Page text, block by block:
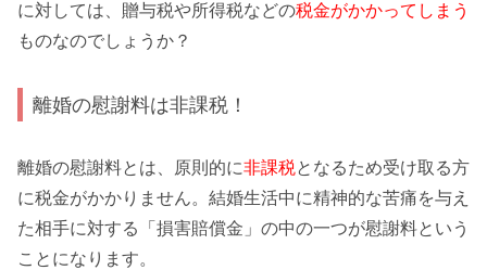
に対しては、贈与税や所得税などの税金がかかってしまう
ものなのでしょうか？
離婚の慰謝料は非課税！
離婚の慰謝料とは、原則的に非課税となるため受け取る方
に税金がかかりません。結婚生活中に精神的な苦痛を与え
た相手に対する「 損害賠償金 」の中の一つが慰謝料という
ことになります。